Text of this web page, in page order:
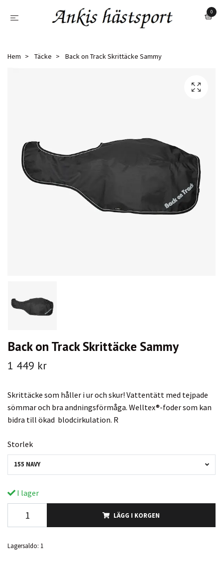
0
Hem Täcke Back on Track Skrittäcke Sammy
Back on Track Skrittäcke Sammy
1 449 kr
Skrittäcke som håller i ur och skur! Vattentätt med tejpade
sömmar och bra andningsförmåga. Welltex®-foder som kan
bidra till ökad blodcirkulation. R
Storlek
155 NAVY
I lager
LÄGG I KORGEN
Lagersaldo: 1